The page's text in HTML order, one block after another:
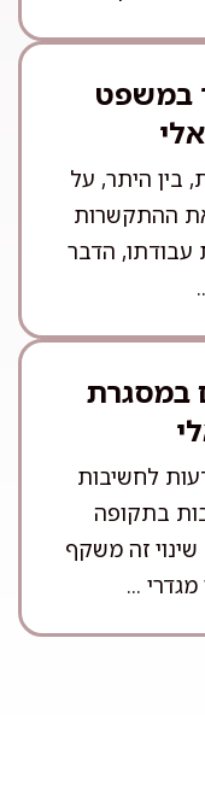
במשפט
בין היתר, על
את ההתקשרות
עבודתו, הדבר
במסגרת
לחשיבות
בתקופה
זה משקף
...